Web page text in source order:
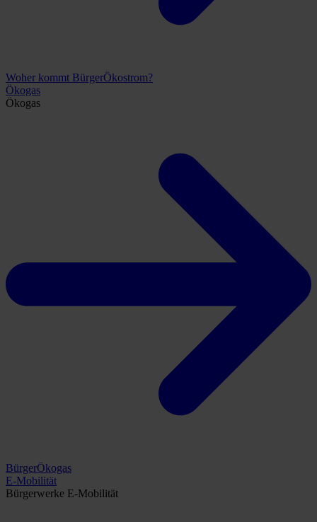
Woher kommt BürgerÖkostrom?
Ökogas
Ökogas
BürgerÖkogas
E-Mobilität
Bürgerwerke E-Mobilität